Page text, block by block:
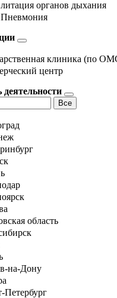
органов дыхания
Пневмония
клиника (по
центр
деятельности
Все
область
на-Дону
Петербург